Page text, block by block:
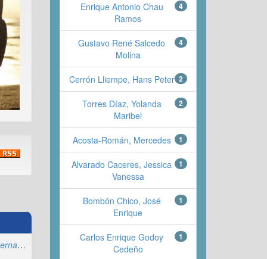
Castillo Rojas, Jhon Fernando Ortiz Tejedor, Jonnathan Gerardo
4
Enrique Antonio Chau
Ramos
4
Gustavo René Salcedo
Molina
2
Cerrón Lliempe, Hans Peter
2
Torres Díaz, Yolanda
Maribel
1
Acosta-Román, Mercedes
1
Alvarado Caceres, Jessica
Vanessa
1
Bombón Chico, José
Enrique
1
Carlos Enrique Godoy
Cedeño